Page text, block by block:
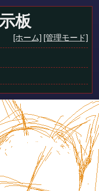
板
[ホーム] [管理モード]